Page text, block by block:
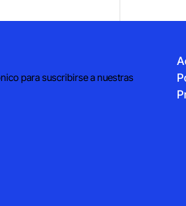
para suscribirse a nuestras